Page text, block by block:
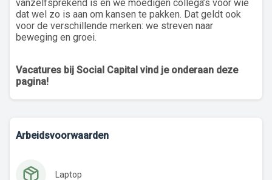
vanzelfsprekend is en we moedigen collega’s voor wie
dat wel zo is aan om kansen te pakken. Dat geldt ook
voor de verschillende merken: we streven naar
beweging en groei.
Vacatures bij Social Capital vind je onderaan deze
pagina!
Arbeidsvoorwaarden
Laptop